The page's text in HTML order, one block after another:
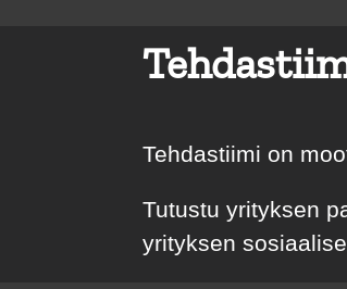
Tehdastiimi on
Tutustu yrityksen
yrityksen